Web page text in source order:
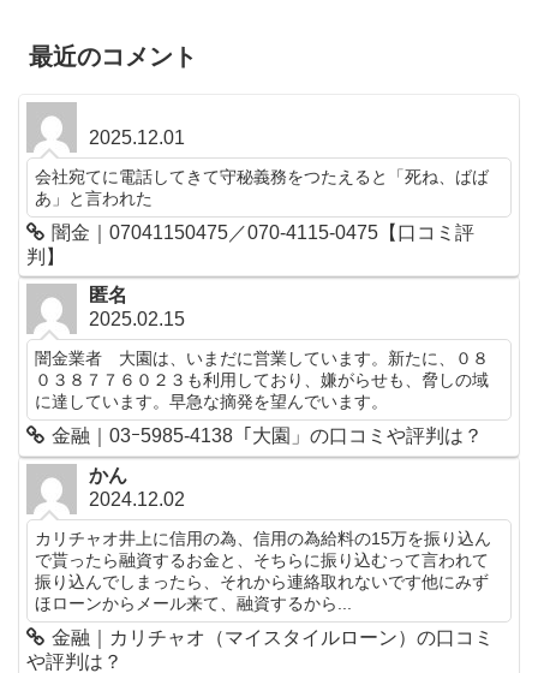
最近のコメント
2025.12.01
会社宛てに電話してきて守秘義務をつたえると「死ね、ばば
あ」と言われた
闇金｜07041150475／070-4115-0475【口コミ評
判】
匿名
2025.02.15
闇金業者 大園は、いまだに営業しています。新たに、０８
０３８７７６０２３も利用しており、嫌がらせも、脅しの域
に達しています。早急な摘発を望んでいます。
金融｜03ｰ5985-4138「大園」の口コミや評判は？
かん
2024.12.02
カリチャオ井上に信用の為、信用の為給料の15万を振り込ん
で貰ったら融資するお金と、そちらに振り込むって言われて
振り込んでしまったら、それから連絡取れないです他にみず
ほローンからメール来て、融資するから...
金融｜カリチャオ（マイスタイルローン）の口コミ
や評判は？